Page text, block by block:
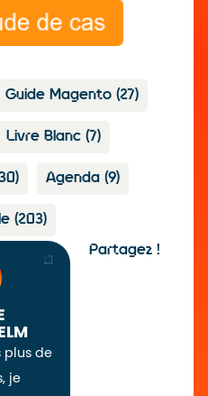
Guide Magento (27)
Livre Blanc (7)
Agenda (9)
(203)
plus de
je
Partagez !